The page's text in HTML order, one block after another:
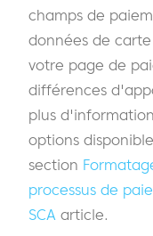
champs de
données de
votre page de
différences
plus
options
section
processus de
SCA article.